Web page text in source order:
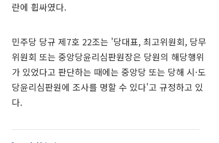
란에 휩싸였다.
민주당 당규 제7호 22조는 '당대표, 최고위원회, 당무
위원회 또는 중앙당윤리심판원장은 당원의 해당행위
가 있었다고 판단하는 때에는 중앙당 또는 당해 시·도
당윤리심판원에 조사를 명할 수 있다'고 규정하고 있
다.